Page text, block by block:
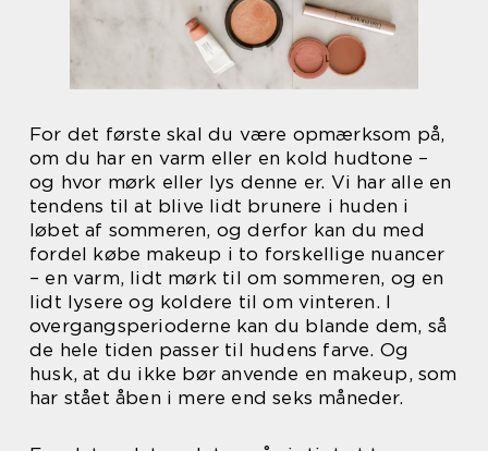
For det første skal du være opmærksom på,
om du har en varm eller en kold hudtone –
og hvor mørk eller lys denne er. Vi har alle en
tendens til at blive lidt brunere i huden i
løbet af sommeren, og derfor kan du med
fordel købe makeup i to forskellige nuancer
– en varm, lidt mørk til om sommeren, og en
lidt lysere og koldere til om vinteren. I
overgangsperioderne kan du blande dem, så
de hele tiden passer til hudens farve. Og
husk, at du ikke bør anvende en makeup, som
har stået åben i mere end seks måneder.